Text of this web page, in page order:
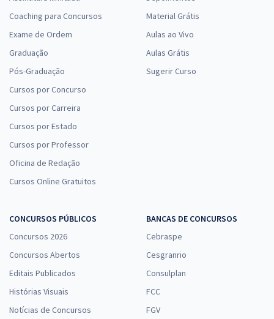
Coaching para Concursos
Exame de Ordem
Graduação
Pós-Graduação
Cursos por Concurso
Cursos por Carreira
Cursos por Estado
Cursos por Professor
Oficina de Redação
Cursos Online Gratuitos
Material Grátis
Aulas ao Vivo
Aulas Grátis
Sugerir Curso
CONCURSOS PÚBLICOS
Concursos 2026
Concursos Abertos
Editais Publicados
Histórias Visuais
Notícias de Concursos
BANCAS DE CONCURSOS
Cebraspe
Cesgranrio
Consulplan
FCC
FGV